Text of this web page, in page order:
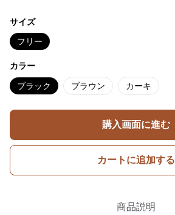
サイズ
フリー
カラー
ブラック ブラウン カーキ
購入画面に進む
カートに追加する
商品説明